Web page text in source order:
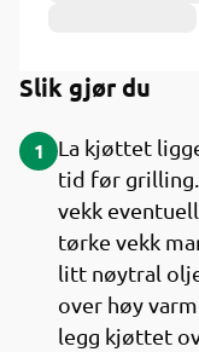
Slik gjør du
1
La kjøttet
tid før
vekk
tørke vekk
litt nøytral
over høy
legg kjøttet